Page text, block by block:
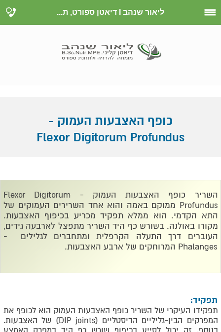
ליאור שנהב I דיאטן ספורט, ת...
השריר כופף האצבעות העמוק - Flexor Digitorum
Profundus ממוקם באמה והוא אחד השרירים העמוקים של
התא הקדמי. הוא ממלא תפקיד מכריע בכיפוף האצבעות.
מקורו באולנה. בשורש כף היד השריר מתפצל לארבעה גידים,
העוברים דרך התעלה הקרפלית ומתחברים לגלילים -
Phalanges המרוחקים של ארבע האצבעות.
תפקיד:
תפקידו העיקרי של השריר כופף האצבעות העמוק הוא לכופף את
המפרקים הבין-גליליים הדיסטליים (DIP joints) של האצבעות.
כופף האצבעות העמוק -
Flexor Digitorum Profundus